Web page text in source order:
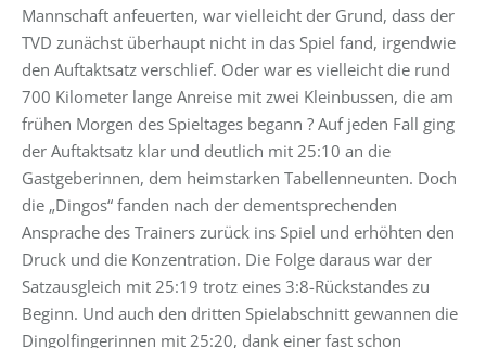
Mannschaft anfeuerten, war vielleicht der Grund, dass der
TVD zunächst überhaupt nicht in das Spiel fand, irgendwie
den Auftaktsatz verschlief. Oder war es vielleicht die rund
700 Kilometer lange Anreise mit zwei Kleinbussen, die am
frühen Morgen des Spieltages begann ? Auf jeden Fall ging
der Auftaktsatz klar und deutlich mit 25:10 an die
Gastgeberinnen, dem heimstarken Tabellenneunten. Doch
die „Dingos“ fanden nach der dementsprechenden
Ansprache des Trainers zurück ins Spiel und erhöhten den
Druck und die Konzentration. Die Folge daraus war der
Satzausgleich mit 25:19 trotz eines 3:8-Rückstandes zu
Beginn. Und auch den dritten Spielabschnitt gewannen die
Dingolfingerinnen mit 25:20, dank einer fast schon